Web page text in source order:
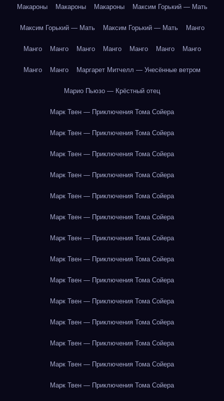
Макароны Макароны Макароны Максим Горький — Мать
Максим Горький — Мать Максим Горький — Мать Манго
Манго Манго Манго Манго Манго Манго Манго
Манго Манго Маргарет Митчелл — Унесённые ветром
Марио Пьюзо — Крёстный отец
Марк Твен — Приключения Тома Сойера
Марк Твен — Приключения Тома Сойера
Марк Твен — Приключения Тома Сойера
Марк Твен — Приключения Тома Сойера
Марк Твен — Приключения Тома Сойера
Марк Твен — Приключения Тома Сойера
Марк Твен — Приключения Тома Сойера
Марк Твен — Приключения Тома Сойера
Марк Твен — Приключения Тома Сойера
Марк Твен — Приключения Тома Сойера
Марк Твен — Приключения Тома Сойера
Марк Твен — Приключения Тома Сойера
Марк Твен — Приключения Тома Сойера
Марк Твен — Приключения Тома Сойера